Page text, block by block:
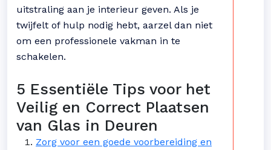
uitstraling aan je interieur geven. Als je
twijfelt of hulp nodig hebt, aarzel dan niet
om een professionele vakman in te
schakelen.
5 Essentiële Tips voor het
Veilig en Correct Plaatsen
van Glas in Deuren
Zorg voor een goede voorbereiding en